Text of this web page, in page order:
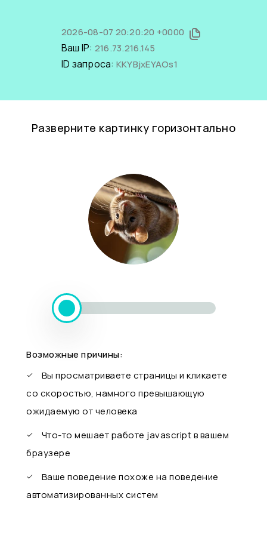
2026-08-07 20:20:20 +0000
Ваш IP: 216.73.216.145
ID запроса: KKYBjxEYAOs1
Разверните картинку горизонтально
Возможные причины:
Вы просматриваете страницы и кликаете
со скоростью, намного превышающую
ожидаемую от человека
Что-то мешает работе javascript в вашем
браузере
Ваше поведение похоже на поведение
автоматизированных систем